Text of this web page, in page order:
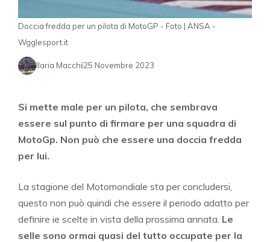
Doccia fredda per un pilota di MotoGP - Foto | ANSA -
Wgglesport.it
Ilaria Macchi25 Novembre 2023
Si mette male per un pilota, che sembrava
essere sul punto di firmare per una squadra di
MotoGp. Non può che essere una doccia fredda
per lui.
La stagione del Motomondiale sta per concludersi,
questo non può quindi che essere il periodo adatto per
definire ie scelte in vista della prossima annata. Le
selle sono ormai quasi del tutto occupate per la